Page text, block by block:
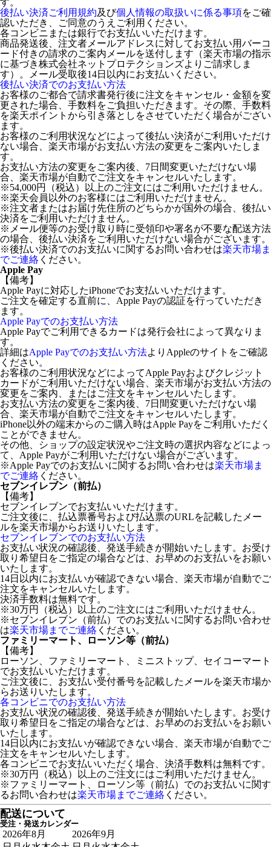
す。
後払い決済ご利用規約及び個人情報の取扱いに係る事項をご確
認いただき、ご同意のうえご利用ください。
各コンビニまたは銀行でお支払いいただけます。
商品発送後、注文者メールアドレスに対してお支払い用バーコ
ード付きの請求のご案内メールを送付します（楽天市場の指示
に基づき株式会社ネットプロテクションズよりご請求しま
す）。メール受取後14日以内にお支払いください。
後払い決済でのお支払い方法
お客様のご都合で請求書発行後に注文をキャンセル・金額を変
更された場合、手数料をご負担いただきます。その際、手数料
を楽天ポイントから引き落としをさせていただく場合がござい
ます。
お客様のご利用状況などによって後払い決済がご利用いただけ
ない場合、楽天市場がお支払い方法の変更をご案内いたしま
す。
お支払い方法の変更をご案内後、7日間変更いただけない場
合、楽天市場が自動でご注文をキャンセルいたします。
※54,000円（税込）以上のご注文にはご利用いただけません。
※楽天会員以外のお客様にはご利用いただけません。
※注文者またはお届け先住所のどちらかが国外の場合、後払い
決済をご利用いただけません。
※メール便等のお受け取り時に受領印や署名が不要な配送方法
の場合、後払い決済をご利用いただけない場合がございます。
※後払い決済でのお支払いに関するお問い合わせは楽天市場ま
でご連絡 ください。
Apple Pay
【備考】
Apple Payに対応したiPhoneでお支払いいただけます。
ご注文を確定する直前に、Apple Payの認証を行っていただき
ます。
Apple Payでのお支払い方法
Apple Payでご利用できるカードは発行会社によって異なりま
す。
詳細はApple Payでのお支払い方法よりAppleのサイトをご確認
ください。
お客様のご利用状況などによってApple Payおよびクレジット
カードがご利用いただけない場合、楽天市場がお支払い方法の
変更をご案内、またはご注文をキャンセルいたします。
お支払い方法の変更をご案内後、7日間変更いただけない場
合、楽天市場が自動でご注文をキャンセルいたします。
iPhone以外の端末からのご購入時はApple Payをご利用いただく
ことができません。
その他、ショップの設定状況やご注文時の選択内容などによっ
て、Apple Payがご利用いただけない場合がございます。
※Apple Payでのお支払いに関するお問い合わせは楽天市場ま
でご連絡 ください。
セブンイレブン（前払）
【備考】
セブンイレブンでお支払いいただけます。
ご注文後に、払込票番号および払込票のURLを記載したメー
ルを楽天市場からお送りいたします。
セブンイレブンでのお支払い方法
お支払い状況の確認後、発送手続きが開始いたします。お受け
取り希望日をご指定の場合などは、お早めのお支払いをお願い
いたします。
14日以内にお支払いが確認できない場合、楽天市場が自動でご
注文をキャンセルいたします。
決済手数料は無料です。
※30万円（税込）以上のご注文にはご利用いただけません。
※セブンイレブン（前払）でのお支払いに関するお問い合わせ
は楽天市場までご連絡 ください。
ファミリーマート、ローソン等（前払）
【備考】
ローソン、ファミリーマート、ミニストップ、セイコーマート
でお支払いいただけます。
ご注文後に、お支払い受付番号を記載したメールを楽天市場か
らお送りいたします。
各コンビニでのお支払い方法
お支払い状況の確認後、発送手続きが開始いたします。お受け
取り希望日をご指定の場合などは、お早めのお支払いをお願い
いたします。
14日以内にお支払いが確認できない場合、楽天市場が自動でご
注文をキャンセルいたします。
各コンビニでお支払いいただく場合、決済手数料は無料です。
※30万円（税込）以上のご注文にはご利用いただけません。
※ファミリーマート、ローソン等（前払）でのお支払いに関す
るお問い合わせは楽天市場までご連絡 ください。
配送について
受注・発送カレンダー
2026年8月
2026年9月